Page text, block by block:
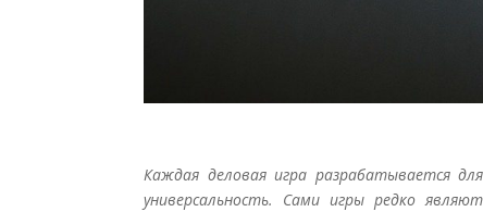
Каждая деловая игра разрабатывается
универсальность. Сами игры редко